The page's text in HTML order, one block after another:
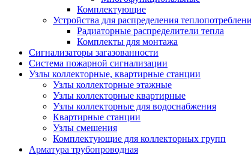
Комплектующие
Устройства для распределения
Радиаторные распределители тепла
Комплекты для монтажа
Сигнализаторы загазованности
Система пожарной сигнализации
Узлы коллекторные, квартирные станции
Узлы коллекторные этажные
Узлы коллекторные квартирные
Узлы коллекторные для водоснабжения
Квартирные станции
Узлы смешения
Комплектующие для коллекторных групп
Арматура трубопроводная